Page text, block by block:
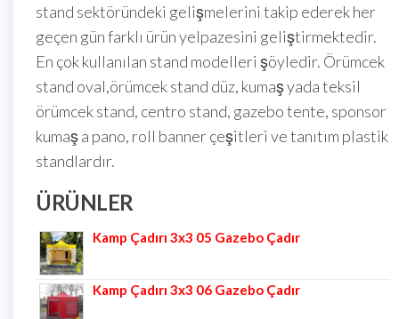
stand sektöründeki gelişmelerini takip ederek her
geçen gün farklı ürün yelpazesini geliştirmektedir.
En çok kullanılan stand modelleri şöyledir. Örümcek
stand oval,örümcek stand düz, kumaş yada teksil
örümcek stand, centro stand, gazebo tente, sponsor
kumaş a pano, roll banner çeşitleri ve tanıtım plastik
standlardır.
ÜRÜNLER
Kamp Çadırı 3x3 05 Gazebo Çadır
Kamp Çadırı 3x3 06 Gazebo Çadır